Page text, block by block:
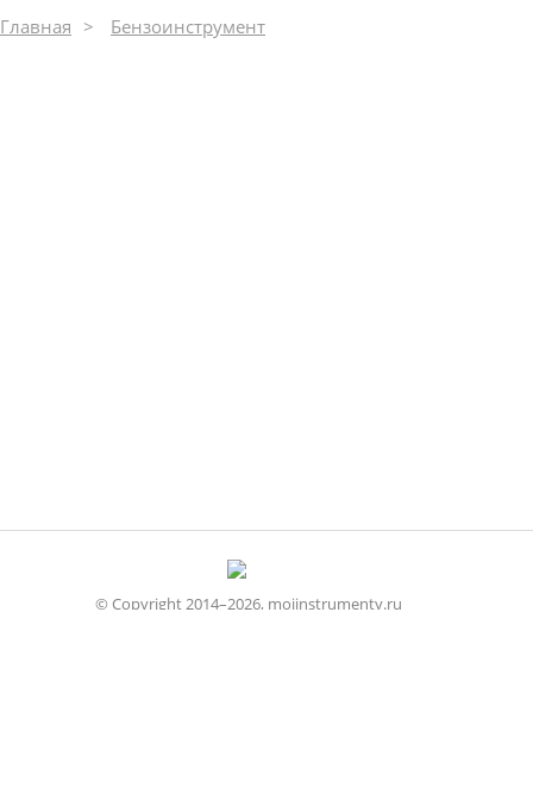
Главная Бензоинструмент
© Copyright 2014–2026, moiinstrumenty.ru